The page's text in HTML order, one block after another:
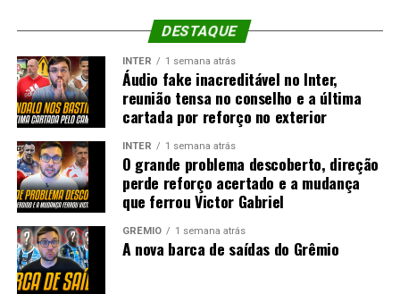
DESTAQUE
INTER 1 semana atrás
Áudio fake inacreditável no Inter,
reunião tensa no conselho e a última
cartada por reforço no exterior
INTER 1 semana atrás
O grande problema descoberto, direção
perde reforço acertado e a mudança
que ferrou Victor Gabriel
GRÊMIO 1 semana atrás
A nova barca de saídas do Grêmio